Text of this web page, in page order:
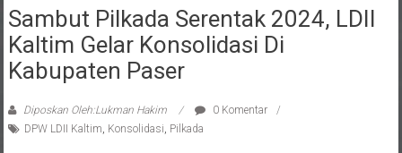
Sambut Pilkada Serentak 2024, LDII
Kaltim Gelar Konsolidasi Di
Kabupaten Paser
Diposkan Oleh:Lukman Hakim
0 Komentar
DPW LDII Kaltim Konsolidasi Pilkada